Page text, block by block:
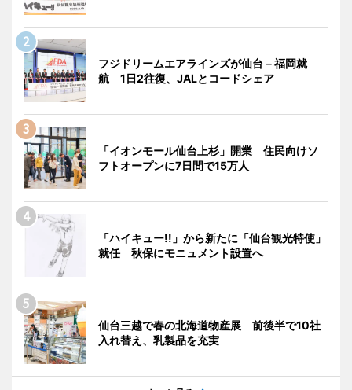
フジドリームエアラインズが仙台－福岡就
航 1日2往復、JALとコードシェア
「イオンモール仙台上杉」開業 住民向けソ
フトオープンに7日間で15万人
「ハイキュー!!」から新たに「仙台観光特使」
就任 秋保にモニュメント設置へ
仙台三越で春の北海道物産展 前後半で10社
入れ替え、乳製品を充実